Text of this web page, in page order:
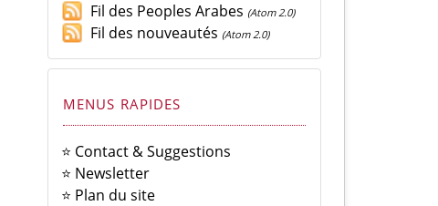
Fil des Peoples Arabes (Atom 2.0)
Fil des nouveautés (Atom 2.0)
MENUS RAPIDES
⭐ Contact & Suggestions
⭐ Newsletter
⭐ Plan du site